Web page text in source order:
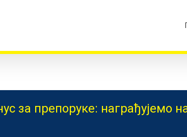
за препоруке: награђујемо